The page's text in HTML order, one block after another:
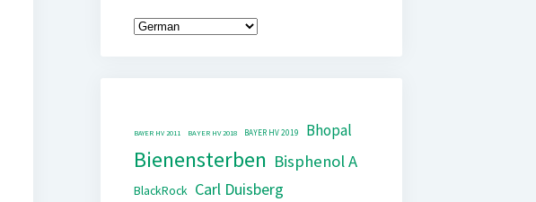
BAYER HV 2011 BAYER HV 2018 BAYER HV 2019 Bhopal
Bienensterben Bisphenol A
BlackRock Carl Duisberg